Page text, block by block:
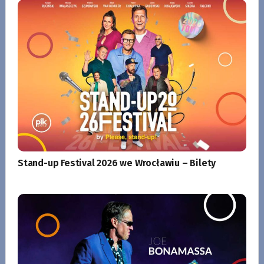
Stand-up Festival 2026 we Wrocławiu – Bilety